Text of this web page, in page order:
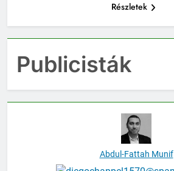
Részletek
Publicisták
Abdul-Fattah Munif